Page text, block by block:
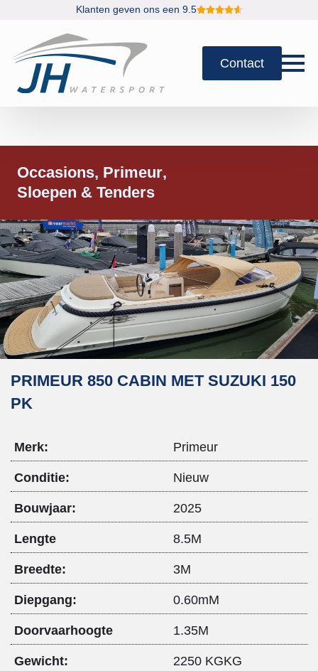
Klanten geven ons een 9.5
Contact
Occasions Primeur
Sloepen & Tenders
PRIMEUR 850 CABIN MET SUZUKI 150
PK
Merk: Primeur
Conditie: Nieuw
Bouwjaar: 2025
Lengte 8.5M
Breedte: 3M
Diepgang: 0.60mM
Doorvaarhoogte 1.35M
Gewicht: 2250 KGKG